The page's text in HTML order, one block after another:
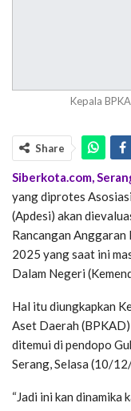
Kepala
Share
Siberkota.com,
yang diprotes
(Apdesi) akan
Rancangan
2025 yang saat ini
Dalam Negeri
Hal itu diungkapkan
Aset Daerah
ditemui di pendopo
Serang, Selasa (10/
“Jadi ini kan dinamika